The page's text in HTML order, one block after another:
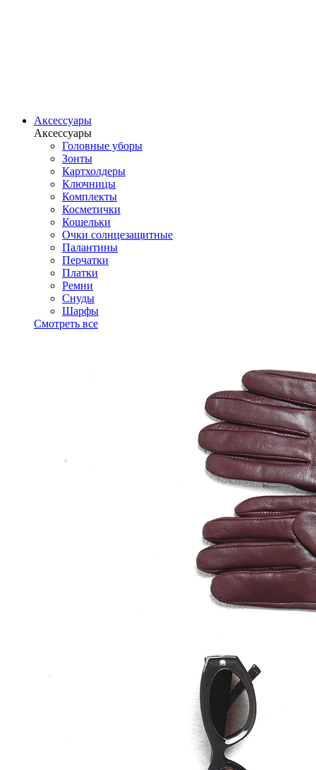
Аксессуары
Аксессуары
Головные уборы
Зонты
Картхолдеры
Ключницы
Комплекты
Косметички
Кошельки
Очки солнцезащитные
Палантины
Перчатки
Платки
Ремни
Снуды
Шарфы
Смотреть все